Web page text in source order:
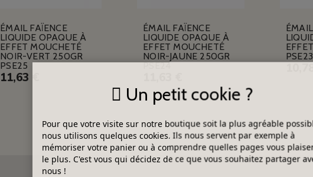
ÉMAIL FAÏENCE
LIQUIDE OPAQUE À
EFFET MOUCHETÉ
NOIR-VERT 250GR
PSE25
11,63 €
ÉMAIL FAÏENCE
LIQUIDE OPAQUE À
EFFET MOUCHETÉ
NOIR-JAUNE 250GR
PSE24
Un petit cookie ?
Pour que votre visite sur notre boutique soit la plus agréable
nous utilisons quelques cookies. Ils nous servent par exemple à
mémoriser votre panier ou à comprendre quelles pages vous
le plus. C'est vous qui décidez de ce que vous souhaitez partager
nous !